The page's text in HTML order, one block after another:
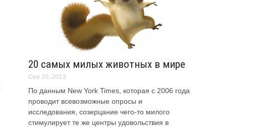
20 самых милых животных в мире
Сен 10, 2013
По данным New York Times, которая с 2006 года
проводит всевозможные опросы и
исследования, созерцание чего-то милого
стимулирует те же центры удовольствия в